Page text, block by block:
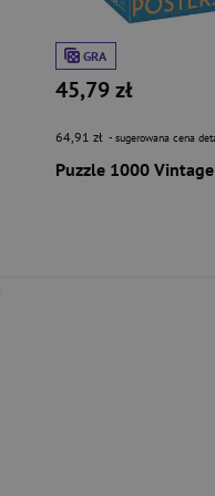
GRA
45,79 zł
64,91 zł - sugerowana cena